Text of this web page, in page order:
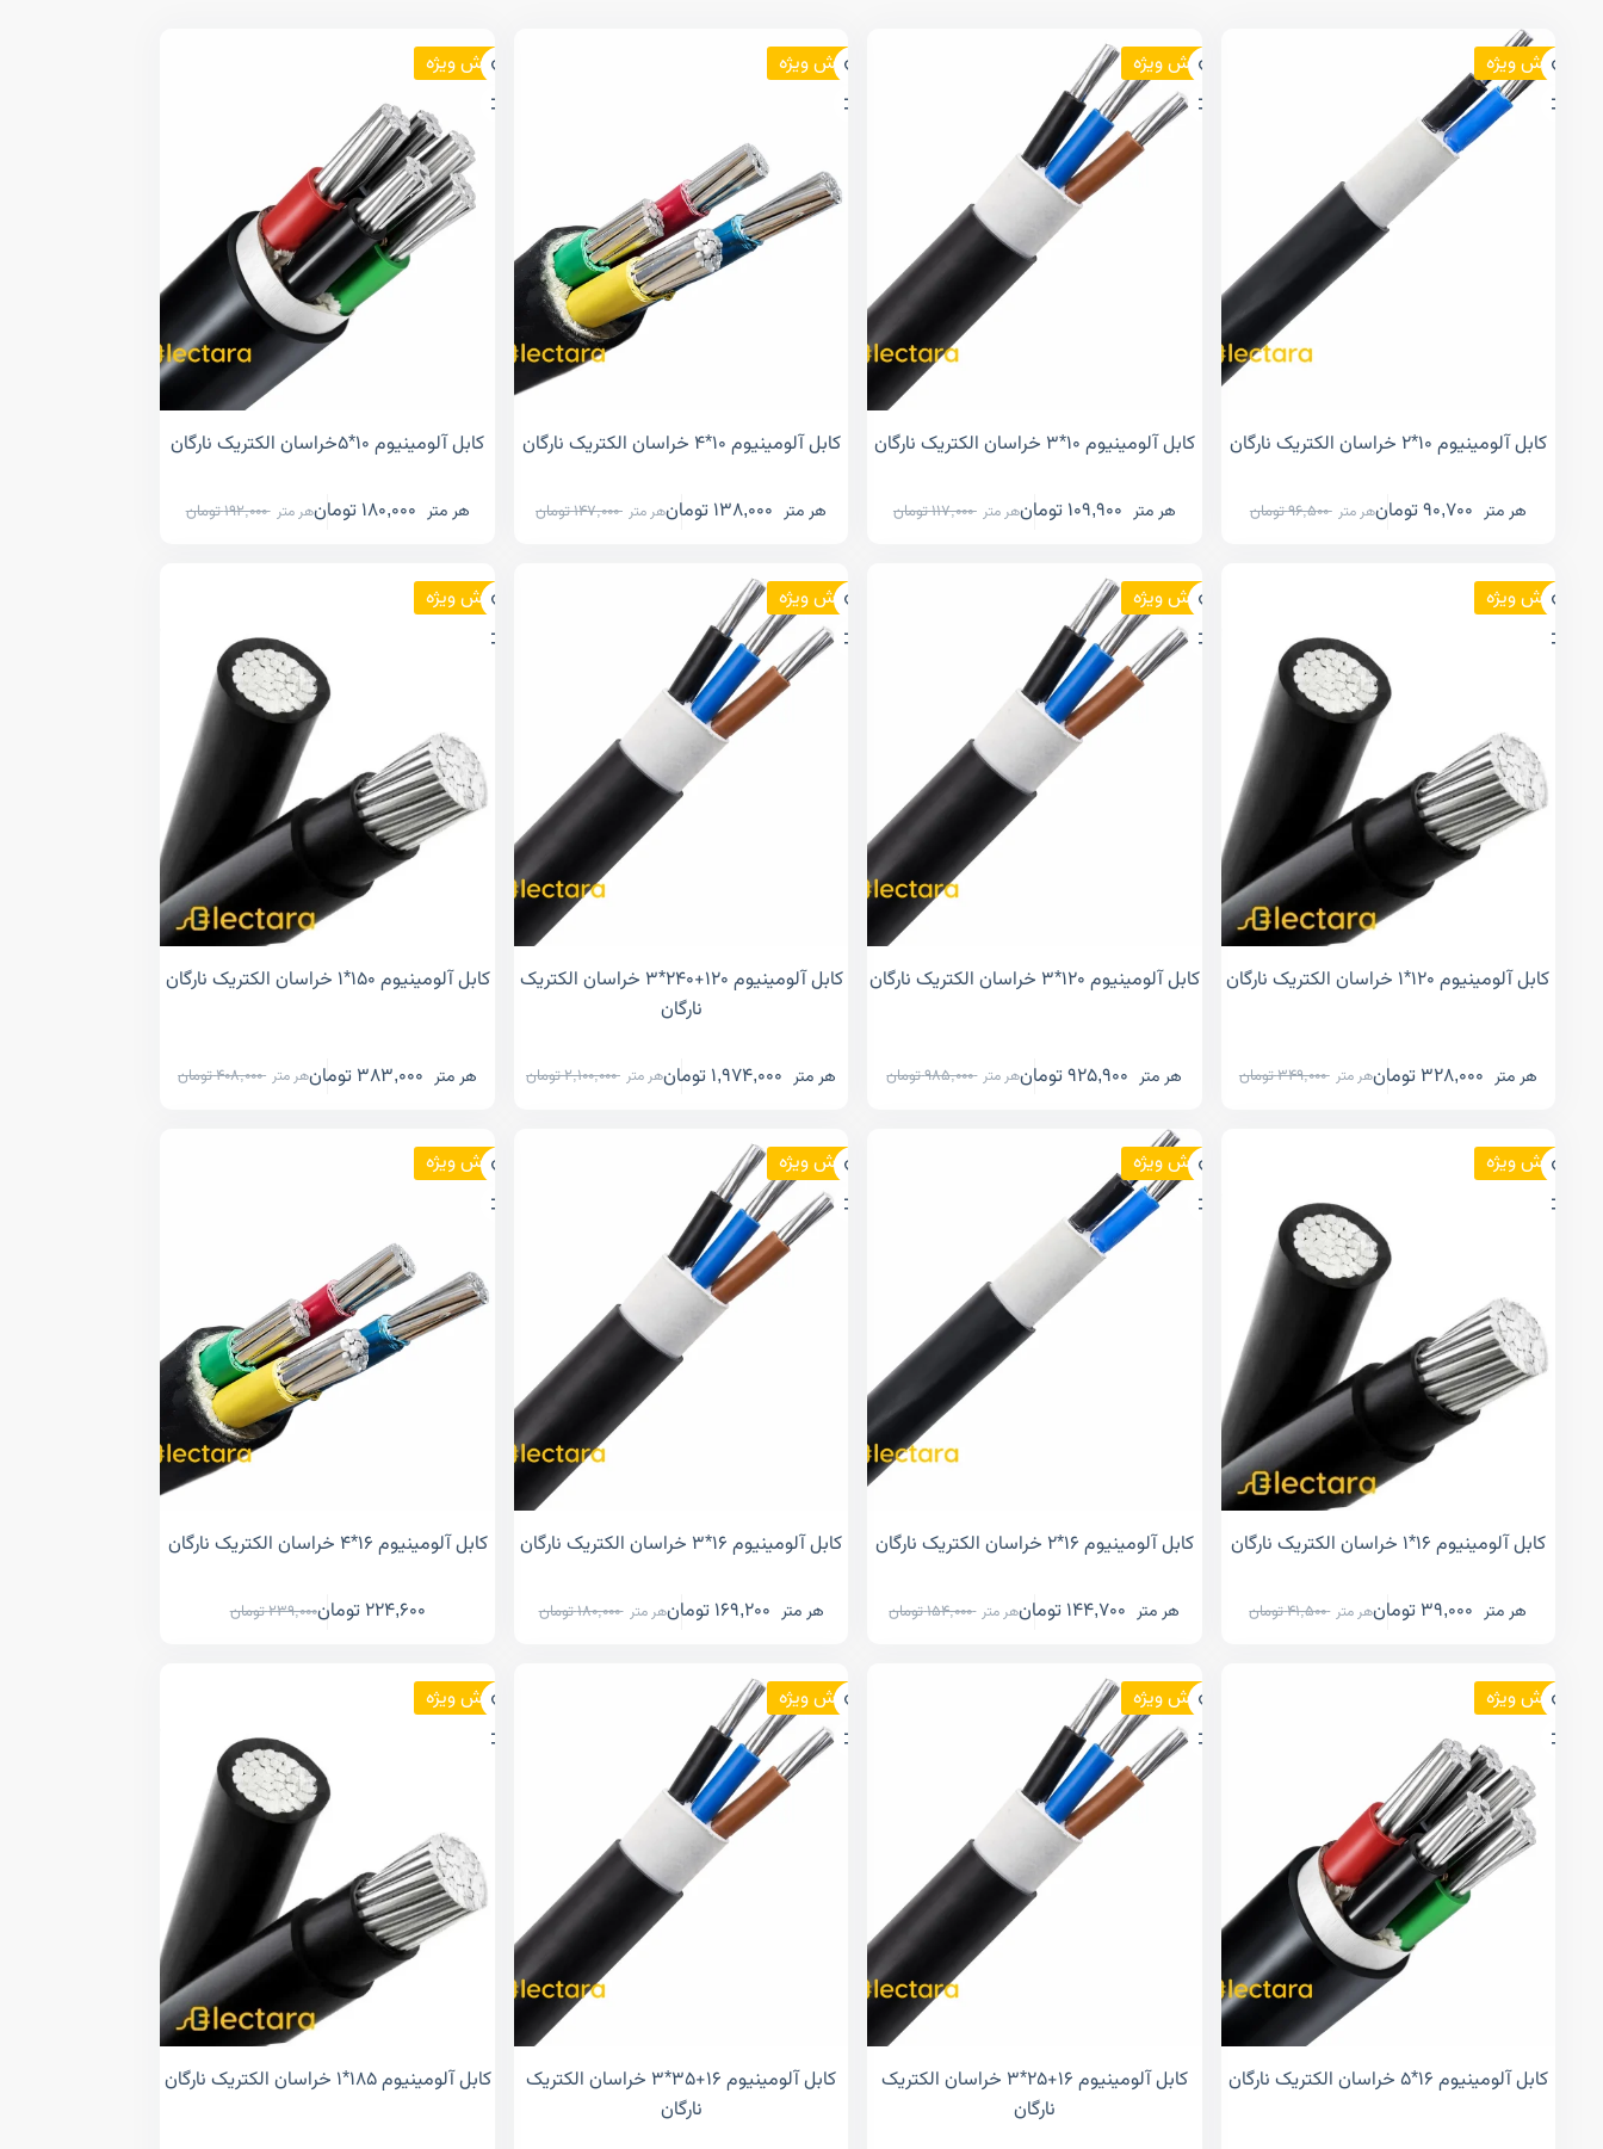
فروش ویژه
کابل آلومینیوم ۱۰*۲ خراسان الکتریک نارگان
هر متر 96,500تومان هر متر 90,700 تومان
فروش ویژه
کابل آلومینیوم ۱۰*۳ خراسان الکتریک نارگان
هر متر 117,000تومان هر متر 109,900 تومان
فروش ویژه
کابل آلومینیوم ۱۰*۴ خراسان الکتریک نارگان
هر متر 147,000تومان هر متر 138,000 تومان
فروش ویژه
کابل آلومینیوم ۱۰*۵خراسان الکتریک نارگان
هر متر 192,000تومان هر متر 180,000 تومان
فروش ویژه
کابل آلومینیوم ۱۲۰*۱ خراسان الکتریک نارگان
هر متر 349,000تومان هر متر 328,000 تومان
فروش ویژه
کابل آلومینیوم ۱۲۰*۳ خراسان الکتریک نارگان
هر متر 985,000تومان هر متر 925,900 تومان
فروش ویژه
کابل آلومینیوم ۱۲۰+۲۴۰*۳ خراسان الکتریک
نارگان
هر متر 2,100,000تومان هر متر 1,974,000 تومان
فروش ویژه
کابل آلومینیوم ۱۵۰*۱ خراسان الکتریک نارگان
هر متر 408,000تومان هر متر 383,000 تومان
فروش ویژه
کابل آلومینیوم ۱۶*۱ خراسان الکتریک نارگان
هر متر 41,500تومان هر متر 39,000 تومان
فروش ویژه
کابل آلومینیوم ۱۶*۲ خراسان الکتریک نارگان
هر متر 154,000تومان هر متر 144,700 تومان
فروش ویژه
کابل آلومینیوم ۱۶*۳ خراسان الکتریک نارگان
هر متر 180,000تومان هر متر 169,200 تومان
فروش ویژه
کابل آلومینیوم ۱۶*۴ خراسان الکتریک نارگان
239,000تومان 224,600 تومان
فروش ویژه
کابل آلومینیوم ۱۶*۵ خراسان الکتریک نارگان
فروش ویژه
کابل آلومینیوم ۱۶+۲۵*۳ خراسان الکتریک
نارگان
فروش ویژه
کابل آلومینیوم ۱۶+۳۵*۳ خراسان الکتریک
نارگان
فروش ویژه
کابل آلومینیوم ۱۸۵*۱ خراسان الکتریک نارگان